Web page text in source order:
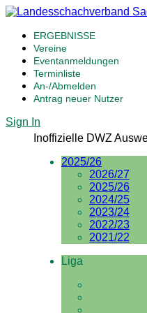
ERGEBNISSE
Vereine
Eventanmeldungen
Terminliste
An-/Abmelden
Antrag neuer Nutzer
Sign In
Inoffizielle DWZ
2025/26
2026/27
2025/26
2024/25
2023/24
2022/23
2021/22
Liga